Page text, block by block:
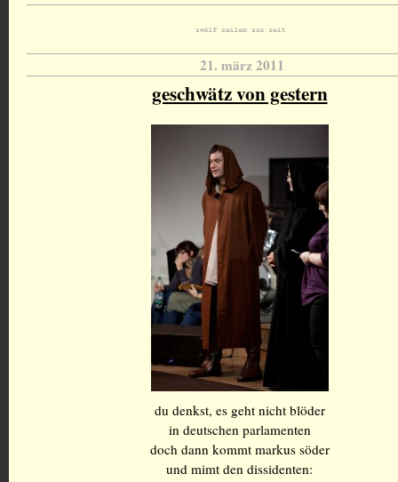
21. märz 2011
geschwätz von gestern
du denkst, es geht nicht blöder
in deutschen parlamenten
doch dann kommt markus söder
und mimt den dissidenten: